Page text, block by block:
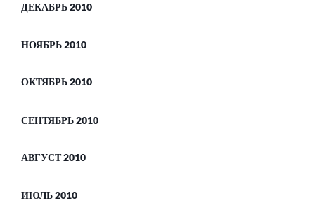
ДЕКАБРЬ 2010
НОЯБРЬ 2010
ОКТЯБРЬ 2010
СЕНТЯБРЬ 2010
АВГУСТ 2010
ИЮЛЬ 2010